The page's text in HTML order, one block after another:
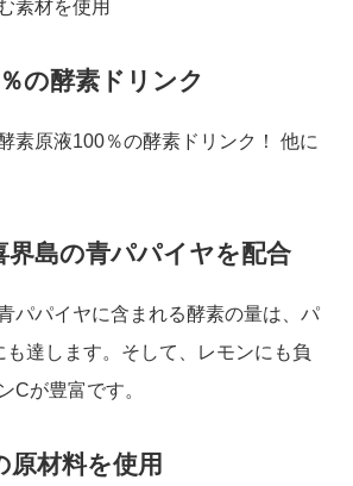
素材を使用
の酵素ドリンク
素原液100％の酵素ドリンク！ 他に
界島の青パパイヤを配合
パパイヤに含まれる酵素の量は、パ
も達します。そして、レモンにも負
Cが豊富です。
原材料を使用